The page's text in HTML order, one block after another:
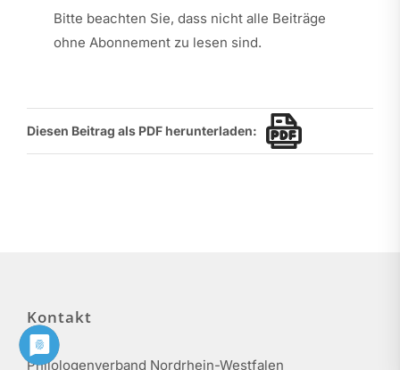
Bitte beachten Sie, dass nicht alle Beiträge
ohne Abonnement zu lesen sind.
Diesen Beitrag als PDF herunterladen:
Kontakt
Philologenverband Nordrhein-Westfalen